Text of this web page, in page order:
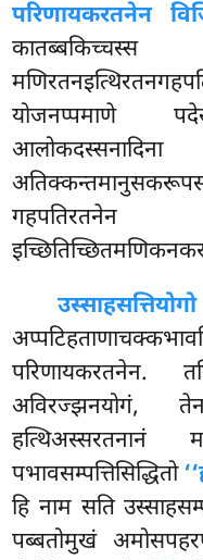
परिणायकरतनेन
योजनप्पमाणे
गहपतिरतनेन
उस्साहसत्तियोगो
परिणायकरतनेन.
अविरज्झनयोगं,
हत्थिअस्सरतनानं
पभावसम्पत्तिसिद्धितो
हि नाम सति
पब्बतोमुखं